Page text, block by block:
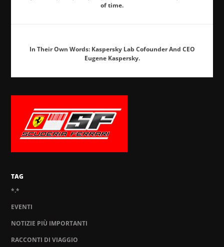
of time.
In Their Own Words: Kaspersky Lab Cofounder And CEO
Eugene Kaspersky.
TAG
*.*
EVENTI
NOTIZIE PIÙ IMPORTANTI
RACCONTI DI VIAGGIO